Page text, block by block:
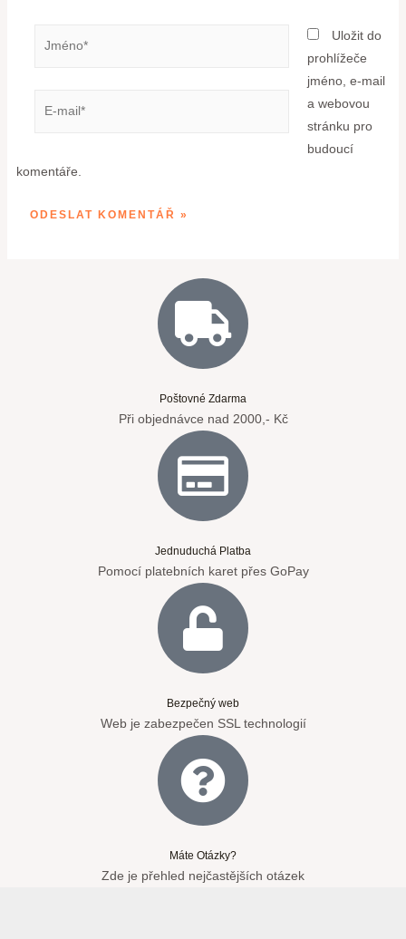
Uložit do
prohlížeče
jméno, e-mail
a webovou
stránku pro
budoucí
komentáře.
Poštovné Zdarma
Při objednávce nad 2000,- Kč
Jednuduchá Platba
Pomocí platebních karet přes GoPay
Bezpečný web
Web je zabezpečen SSL technologií
Máte Otázky?
Zde je přehled nejčastějších otázek